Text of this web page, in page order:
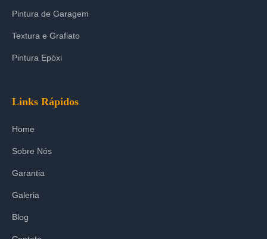
Pintura de Garagem
Textura e Grafiato
Pintura Epóxi
Links Rápidos
Home
Sobre Nós
Garantia
Galeria
Blog